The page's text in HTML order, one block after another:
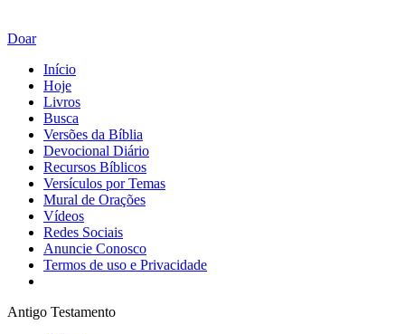
Doar
Início
Hoje
Livros
Busca
Versões da Bíblia
Devocional Diário
Recursos Bíblicos
Versículos por Temas
Mural de Orações
Vídeos
Redes Sociais
Anuncie Conosco
Termos de uso e Privacidade
Antigo Testamento